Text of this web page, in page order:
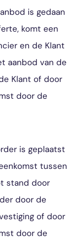
is gedaan
komt een
en de Klant
aanbod van de
Klant of door
door de
is geplaatst
tussen
stand door
door de
of door
door de